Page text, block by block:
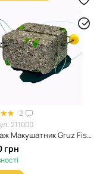
2
211000
Монтаж Макушатник Gruz Fish Dnipro з 2 гачками (петля) 40 г, чорний
грн